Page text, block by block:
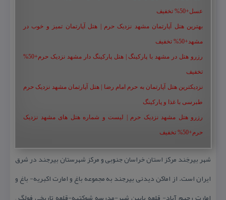
عسل+50% تخفیف
بهترین هتل آپارتمان مشهد نزدیک حرم | هتل آپارتمان تمیز و خوب در
مشهد+50% تخفیف
رزرو هتل در مشهد با پارکینگ | هتل پارکینگ دار مشهد نزدیک حرم+50%
تخفیف
نزدیکترین هتل آپارتمان به حرم امام رضا | هتل آپارتمان مشهد نزدیک حرم
طبرسی با غذا و پارکینگ
رزرو هتل مشهد نزدیک حرم | لیست و شماره هتل های مشهد نزدیک
حرم+50% تخفیف
شهر بیرجَند مركز استان خراسان جنوبی و مركز شهرستان بیرجند در شرق
ایران است. از اماكن دیدنی بیرجند به مجموعه باغ و امارت اكبریه- باغ و